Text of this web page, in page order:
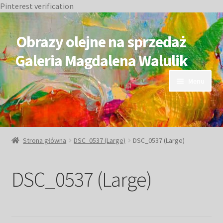
Pinterest verification
do
nawigacji
do
treści
Obrazy olejne na sprzedaż
Galeria Magdalena Walulik
OBRAZY DOSTĘPNE
Małe obrazy
Strona główna DSC_0537 (Large) DSC_0537 (Large)
DSC_0537 (Large)